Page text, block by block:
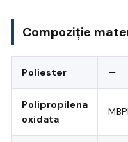
Compoziție
Poliester —
Polipropilena
oxidata